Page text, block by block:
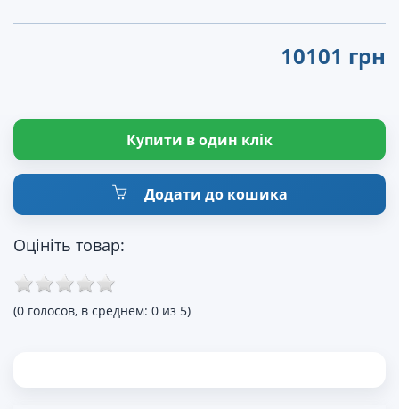
10101 грн
Купити в один клік
Додати до кошика
Оцініть товар:
(0 голосов, в среднем: 0 из 5)